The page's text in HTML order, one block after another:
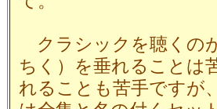
クラシックを聴くの
ちく）を垂れることは
れることも苦手ですが